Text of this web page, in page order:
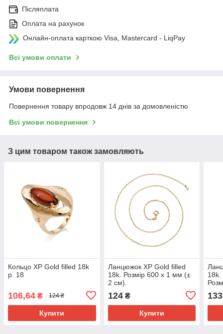
Післяплата
Оплата на рахунок
Онлайн-оплата карткою Visa, Mastercard - LiqPay
Всі умови оплати
Умови повернення
Повернення товару впродовж 14 днів за домовленістю
Всі умови повернення
З цим товаром також замовляють
Кольцо ХР Gold filled 18k
р. 18
106,64 ₴ 124 ₴
Купити
Ланцюжок ХР Gold filled
18k. Розмір 600 х 1 мм (±
2 см).
124₴
Купити
18k.
133